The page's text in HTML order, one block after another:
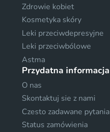
Zdrowie kobiet
Kosmetyka skóry
Leki przeciwdepresyjne
Leki przeciwbólowe
Astma
Przydatna informacja
O nas
Skontaktuj sie z nami
Czesto zadawane pytania
Status zamówienia